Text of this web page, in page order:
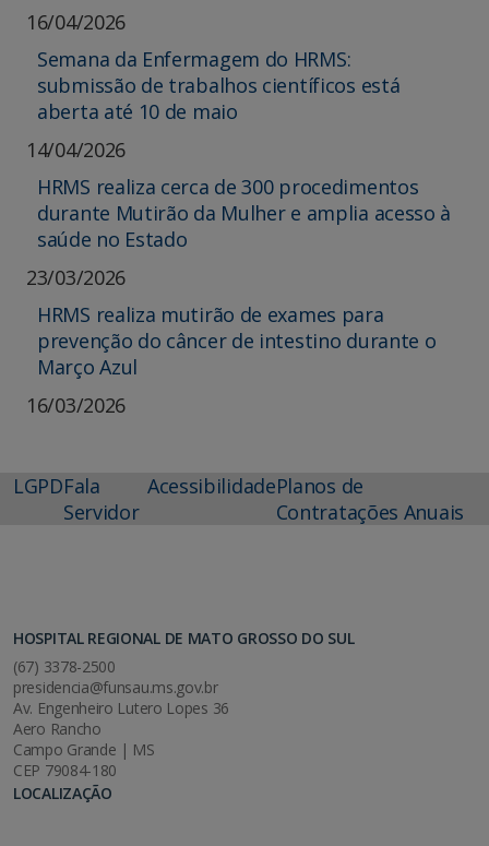
16/04/2026
Semana da Enfermagem do HRMS:
submissão de trabalhos científicos está
aberta até 10 de maio
14/04/2026
HRMS realiza cerca de 300 procedimentos
durante Mutirão da Mulher e amplia acesso à
saúde no Estado
23/03/2026
HRMS realiza mutirão de exames para
prevenção do câncer de intestino durante o
Março Azul
16/03/2026
LGPDFala
Servidor
AcessibilidadePlanos de
Contratações Anuais
HOSPITAL REGIONAL DE MATO GROSSO DO SUL
(67) 3378-2500
presidencia@funsau.ms.gov.br
Av. Engenheiro Lutero Lopes 36
Aero Rancho
Campo Grande | MS
CEP 79084-180
LOCALIZAÇÃO